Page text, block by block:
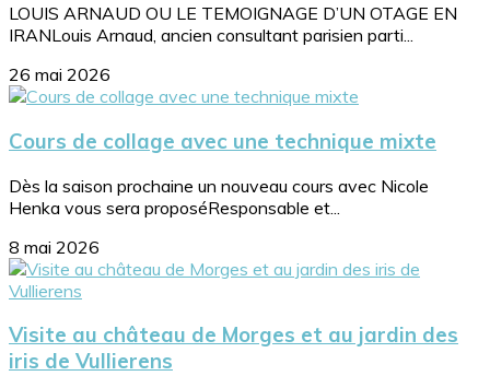
LOUIS ARNAUD OU LE TEMOIGNAGE D’UN OTAGE EN
IRANLouis Arnaud, ancien consultant parisien parti...
26 mai 2026
Cours de collage avec une technique mixte
Dès la saison prochaine un nouveau cours avec Nicole
Henka vous sera proposéResponsable et...
8 mai 2026
Visite au château de Morges et au jardin des
iris de Vullierens